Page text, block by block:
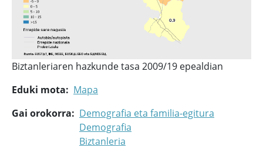
Biztanleriaren hazkunde tasa 2009/19 epealdian
Eduki mota
Mapa
Gai orokorra
Demografia eta familia-egitura
Demografia
Biztanleria